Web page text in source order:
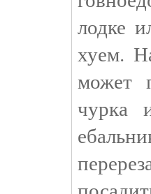
лодке
хуем.
может
чурка